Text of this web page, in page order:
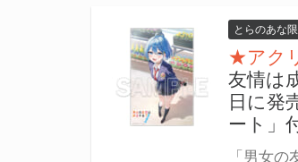
とらのあな
★アク
友情は
日に発
ート」